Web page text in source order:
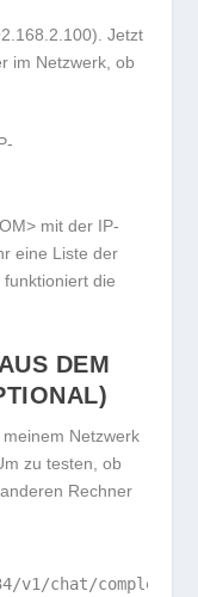
). Jetzt
im Netzwerk, ob
mit der IP-
eine Liste der
die
DEM
Netzwerk
zu testen, ob
Rechner
v1/chat/